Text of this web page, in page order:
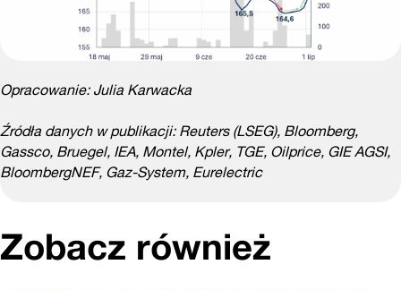
Opracowanie: Julia Karwacka
Źródła danych w publikacji: Reuters (LSEG), Bloomberg,
Gassco, Bruegel, IEA, Montel, Kpler, TGE, Oilprice, GIE AGSI,
BloombergNEF, Gaz-System, Eurelectric
Zobacz również